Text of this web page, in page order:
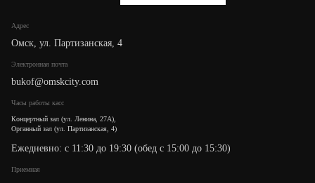
Адрес
Омск, ул. Партизанская, 4
Электронная почта
bukof@omskcity.com
Часы работы касс
Концертный зал (ул. Ленина, 27А),
Органный зал (ул. Партизанская, 4)
Ежедневно: с 11:30 до 19:30 (обед с 15:00 до 15:30)
Приемная